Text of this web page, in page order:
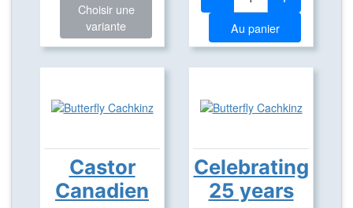
Choisir une
variante
Au panier
Castor
Canadien
Celebrating
25 years